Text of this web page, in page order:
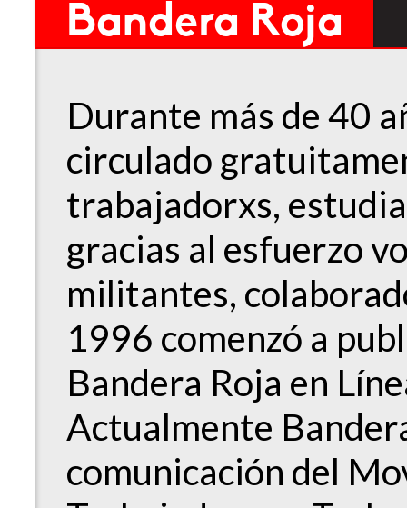
Bandera Roja
Durante más de 40
circulado
trabajadorxs,
gracias al esfuerzo
militantes,
1996 comenzó a
Bandera Roja en
Actualmente
comunicación del